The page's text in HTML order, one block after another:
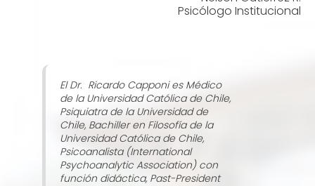
Psicólogo Institucional
El Dr. Ricardo Capponi es Médico
de la Universidad Católica de Chile,
Psiquiatra de la Universidad de
Chile, Bachiller en Filosofía de la
Universidad Católica de Chile,
Psicoanalista (International
Psychoanalytic Association) con
función didáctica, Past-President